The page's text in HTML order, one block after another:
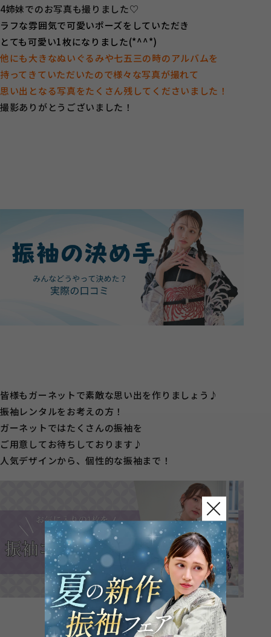
4姉妹でのお写真も撮りました♡
ラフな雰囲気で可愛いポーズをしていただき
とても可愛い1枚になりました(*^^*)
他にも大きなぬいぐるみや七五三の時のアルバムを
持ってきていただいたので様々な写真が撮れて
思い出となる写真をたくさん残してくださいました！
撮影ありがとうございました！
皆様もガーネットで素敵な思い出を作りましょう♪
振袖レンタルをお考えの方！
ガーネットではたくさんの振袖を
ご用意してお待ちしております♪
人気デザインから、個性的な振袖まで！